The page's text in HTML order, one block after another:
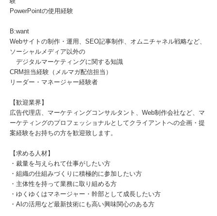
PowerPointの使用経験
B:want
Webサイトの制作・運用、SEO記事制作、オムニチャネル戦略など、
ソーシャルメディア以外の
デジタルマーケティングに関する知識
CRM担当経験（メルマガ配信担当）
リーダー・マネージャー経験者
【歓迎業界】
広告代理店、マーケティングコンサルタント、Web制作会社など、マ
ーケティングのプロフェッショナルとしてクライアントへの企画・提
案経験をお持ちの方を歓迎致します。
【求める人材】
・裁量を与えられて仕事がしたい方
・組織の仕組みづくりに積極的に参加したい方
・主体性を持って業務に取り組める方
・ゆくゆくはマネージャー・幹部として成長したい方
・AIの活用など最新技術にも高い興味関心のある方